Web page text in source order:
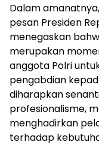
Dalam
pesan Presiden
menegaskan
merupakan
anggota Polri
pengabdian
diharapkan
profesionalisme,
menghadirkan
terhadap